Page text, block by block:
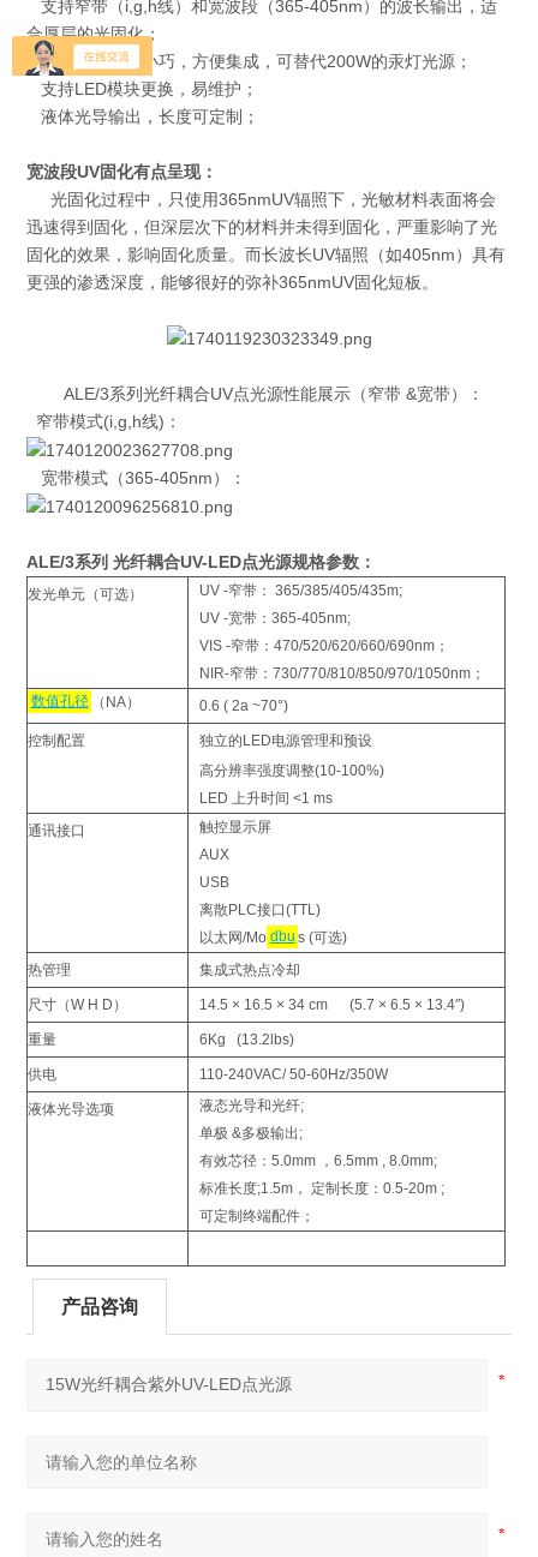
支持窄带（i,g,h线）和宽波段（365-405nm）的波长输出，适
合厚层的光固化；
无污染，体积小巧，方便集成，可替代200W的汞灯光源；
支持LED模块更换，易维护；
液体光导输出，长度可定制；
宽波段UV固化有点呈现：
光固化过程中，只使用365nmUV辐照下，光敏材料表面将会
迅速得到固化，但深层次下的材料并未得到固化，严重影响了光
固化的效果，影响固化质量。而长波长UV辐照（如405nm）具有
更强的渗透深度，能够很好的弥补365nmUV固化短板。
ALE/3系列光纤耦合UV点光源性能展示（窄带 &宽带）：
窄带模式(i,g,h线)：
宽带模式（365-405nm）：
ALE/3系列 光纤耦合UV-LED点光源规格参数：
发光单元（可选）
UV -窄带： 365/385/405/435m;
UV -宽带：365-405nm;
VIS -窄带：470/520/620/660/690nm；
NIR-窄带：730/770/810/850/970/1050nm；
数值孔径
（NA） 0.6 ( 2a ~70°)
控制配置
独立的LED电源管理和预设
高分辨率强度调整(10-100%)
LED 上升时间 <1 ms
通讯接口
触控显示屏
AUX
USB
离散PLC接口(TTL)
以太网/Mo dbu s (可选)
热管理
集成式热点冷却
尺寸（W H D） 14.5 × 16.5 × 34 cm (5.7 × 6.5 × 13.4″)
重量 6Kg (13.2lbs)
供电 110-240VAC/ 50-60Hz/350W
液体光导选项
液态光导和光纤;
单极 &多极输出;
有效芯径：5.0mm ，6.5mm , 8.0mm;
标准长度;1.5m， 定制长度：0.5-20m ;
可定制终端配件；
产品咨询